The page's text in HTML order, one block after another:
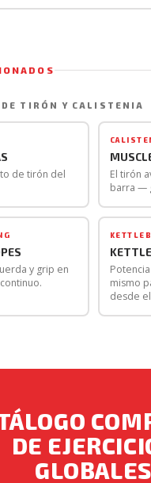
de elevar el cuerpo y
grip y los alcances. Para el
10-12 dominadas
toda la carga recae
limitante más frecuente
grip — un dead hang de 60
indicador más directo de
DE TIRÓN Y CALISTENIA
de tirón del
El tirón
barra —
y grip en
mismo
desde
DE
GLOBALES